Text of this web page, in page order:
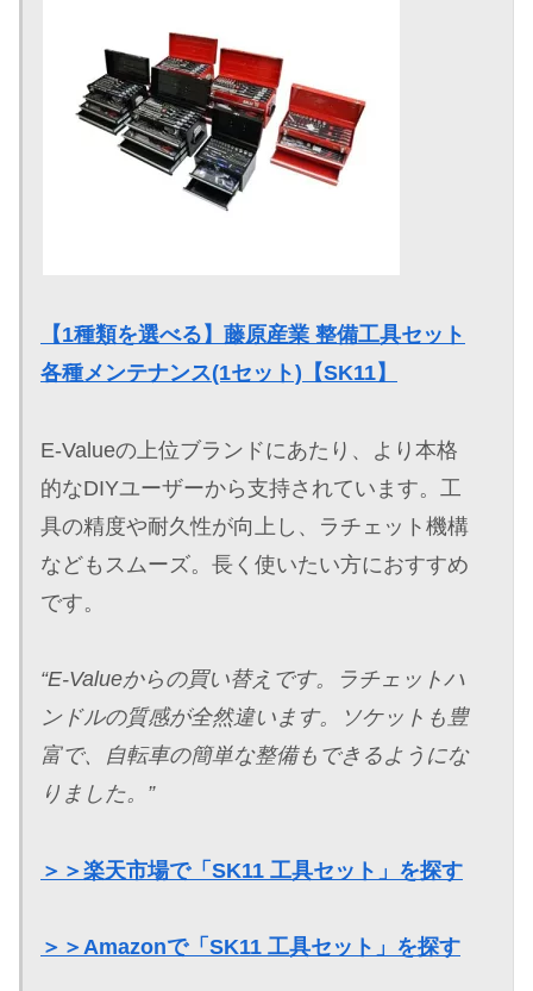
【1種類を選べる】藤原産業 整備工具セット
各種メンテナンス(1セット)【SK11】
E-Valueの上位ブランドにあたり、より本格
的なDIYユーザーから支持されています。工
具の精度や耐久性が向上し、ラチェット機構
などもスムーズ。長く使いたい方におすすめ
です。
“E-Valueからの買い替えです。ラチェットハ
ンドルの質感が全然違います。ソケットも豊
富で、自転車の簡単な整備もできるようにな
りました。”
＞＞楽天市場で「SK11 工具セット」を探す
＞＞Amazonで「SK11 工具セット」を探す